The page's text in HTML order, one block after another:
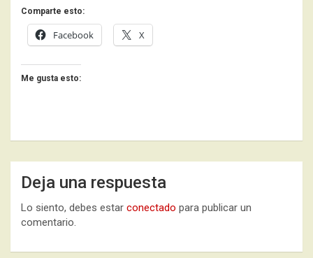
Comparte esto:
Facebook X
Me gusta esto:
Deja una respuesta
Lo siento, debes estar conectado para publicar un
comentario.